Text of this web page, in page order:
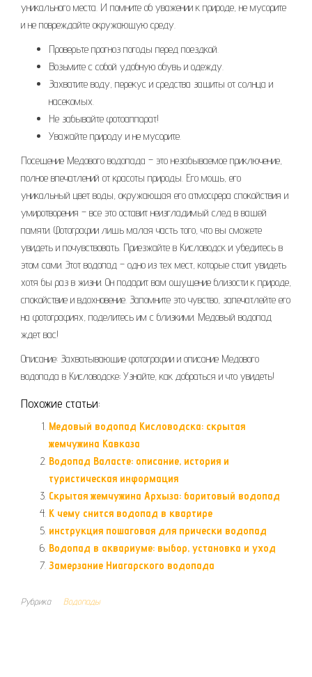
уникального места. И помните об уважении к природе, не мусорите
и не повреждайте окружающую среду.
Проверьте прогноз погоды перед поездкой.
Возьмите с собой удобную обувь и одежду.
Захватите воду, перекус и средства защиты от солнца и
насекомых.
Не забывайте фотоаппарат!
Уважайте природу и не мусорите.
Посещение Медового водопада – это незабываемое приключение,
полное впечатлений от красоты природы. Его мощь, его
уникальный цвет воды, окружающая его атмосфера спокойствия и
умиротворения – все это оставит неизгладимый след в вашей
памяти. Фотографии лишь малая часть того, что вы сможете
увидеть и почувствовать. Приезжайте в Кисловодск и убедитесь в
этом сами. Этот водопад – одно из тех мест, которые стоит увидеть
хотя бы раз в жизни. Он подарит вам ощущение близости к природе,
спокойствие и вдохновение. Запомните это чувство, запечатлейте его
на фотографиях, поделитесь им с близкими. Медовый водопад
ждет вас!
Описание: Захватывающие фотографии и описание Медового
водопада в Кисловодске; Узнайте, как добраться и что увидеть!
Похожие статьи:
Медовый водопад Кисловодска: скрытая
жемчужина Кавказа
Водопад Валасте: описание, история и
туристическая информация
Скрытая жемчужина Архыза: баритовый водопад
К чему снится водопад в квартире
инструкция пошаговая для прически водопад
Водопад в аквариуме: выбор, установка и уход
Замерзание Ниагарского водопада
Рубрика Водопады